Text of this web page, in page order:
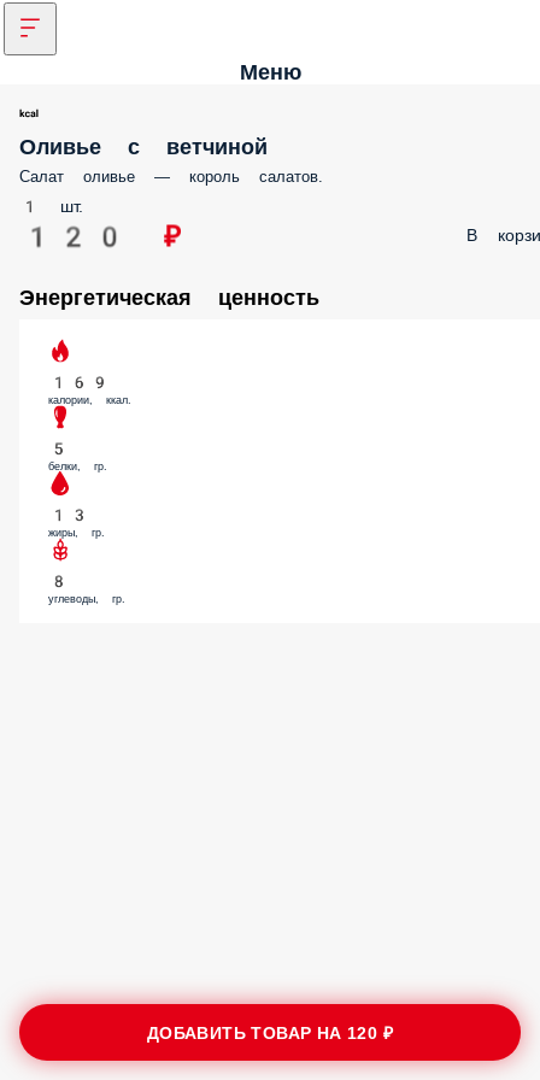
Меню
Оливье с ветчиной
Салат оливье — король салатов.
1 шт.
120 ₽ В
Энергетическая ценность
169
калории, ккал.
5
белки, гр.
13
жиры, гр.
8
углеводы, гр.
ДОБАВИТЬ ТОВАР НА 120 ₽